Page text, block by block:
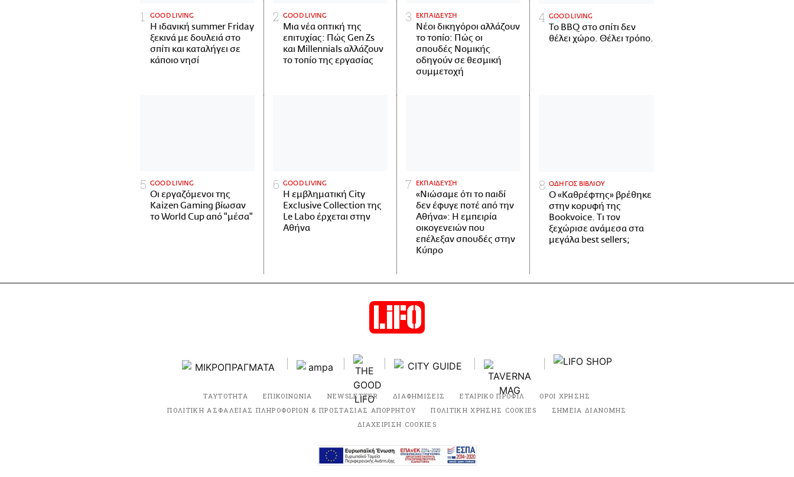
GOOD LIVING
Η ιδανική summer Friday
ξεκινά με δουλειά στο
σπίτι και καταλήγει σε
κάποιο νησί
GOOD LIVING
Μια νέα οπτική της
επιτυχίας: Πώς Gen Zs
και Millennials αλλάζουν
το τοπίο της εργασίας
ΕΚΠΑΙΔΕΥΣΗ
Νέοι δικηγόροι αλλάζουν
το τοπίο: Πώς οι
σπουδές Νομικής
οδηγούν σε θεσμική
συμμετοχή
GOOD LIVING
Το BBQ στο σπίτι δεν
θέλει χώρο. Θέλει τρόπο.
GOOD LIVING
Οι εργαζόμενοι της
Kaizen Gaming βίωσαν
το World Cup από "μέσα"
GOOD LIVING
Η εμβληματική City
Exclusive Collection της
Le Labo έρχεται στην
Αθήνα
ΕΚΠΑΙΔΕΥΣΗ
«Νιώσαμε ότι το παιδί
δεν έφυγε ποτέ από την
Αθήνα»: Η εμπειρία
οικογενειών που
επέλεξαν σπουδές στην
Κύπρο
ΟΔΗΓΟΣ ΒΙΒΛΙΟΥ
Ο «Καθρέφτης» βρέθηκε
στην κορυφή της
Bookvoice. Τι τον
ξεχώρισε ανάμεσα στα
μεγάλα best sellers;
ΤΑΥΤΟΤΗΤΑ ΕΠΙΚΟΙΝΩΝΙΑ NEWSLETTER ΔΙΑΦΗΜΙΣΕΙΣ ΕΤΑΙΡΙΚΟ ΠΡΟΦΙΛ
ΟΡΟΙ ΧΡΗΣΗΣ
ΠΟΛΙΤΙΚΗ ΑΣΦΑΛΕΙΑΣ ΠΛΗΡΟΦΟΡΙΩΝ & ΠΡΟΣΤΑΣΙΑΣ ΑΠΟΡΡΗΤΟΥ
ΠΟΛΙΤΙΚΗ ΧΡΗΣΗΣ COOKIES
ΣΗΜΕΙΑ ΔΙΑΝΟΜΗΣ
ΔΙΑΧΕΙΡΙΣΗ COOKIES